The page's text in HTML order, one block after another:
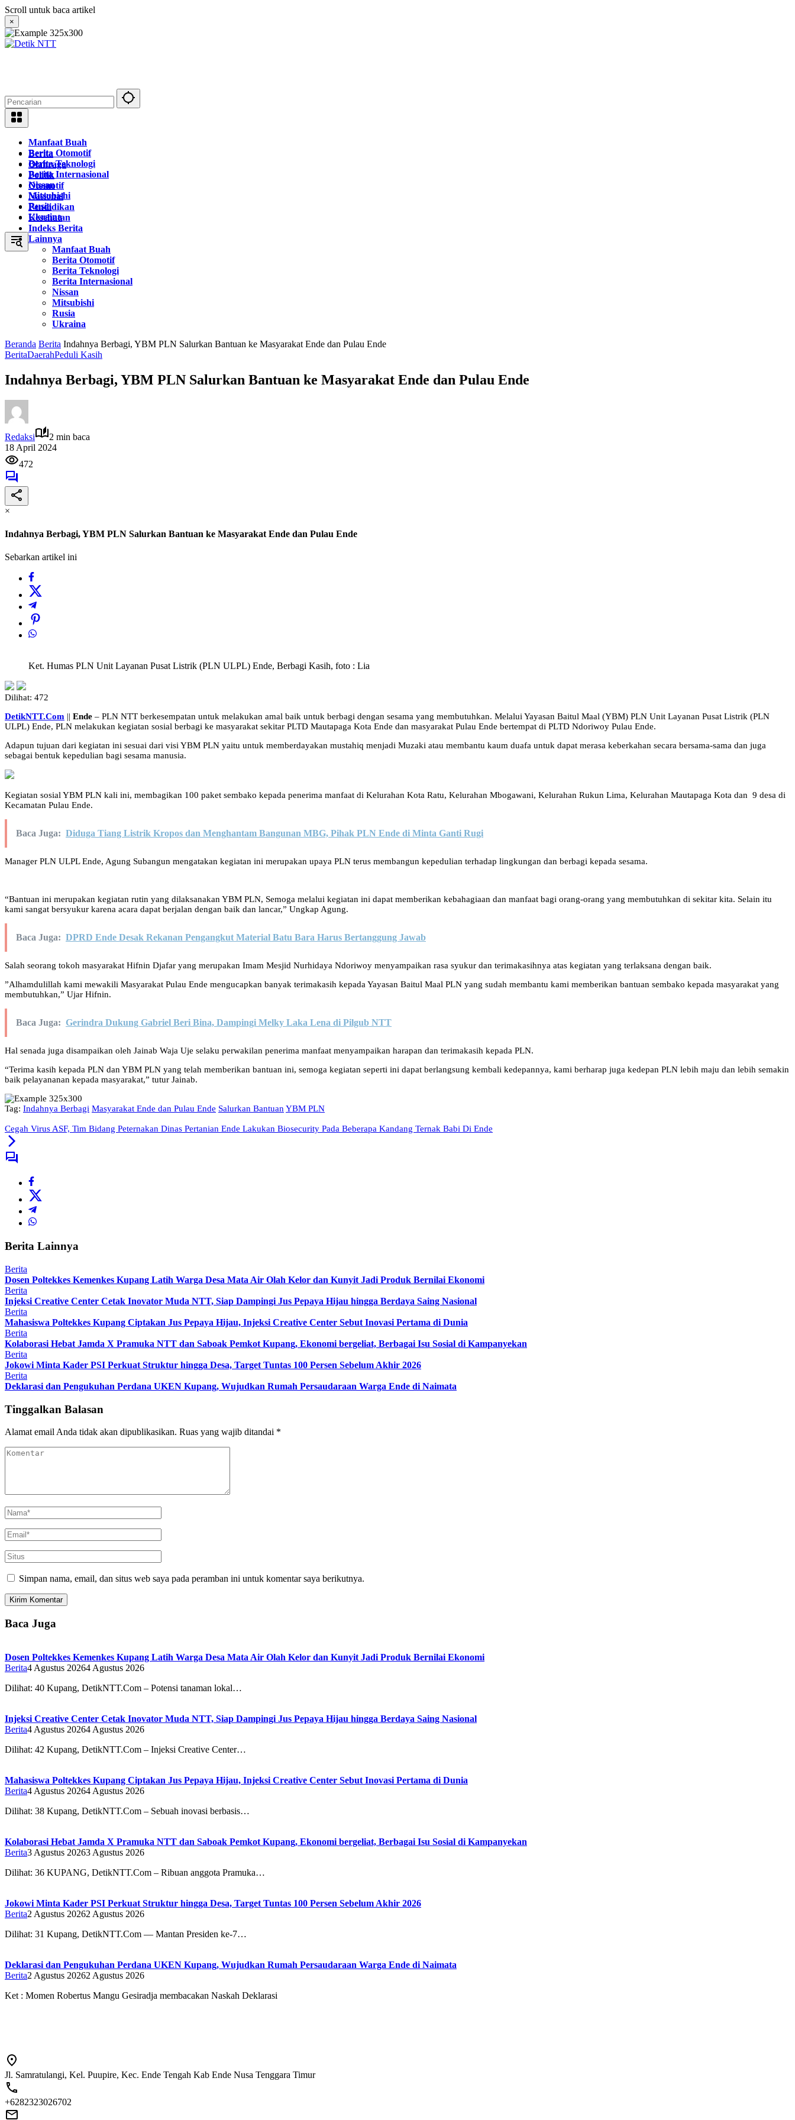
Langsung
ke
konten
Scroll untuk baca artikel
×
Manfaat Buah
Berita Otomotif
Berita Teknologi
Berita Internasional
Nissan
Mitsubishi
Rusia
Ukraina
Berita
Olahraga
Politik
Otomotif
Nasional
Pendidikan
Kesehatan
Indeks Berita
Lainnya
Manfaat Buah
Berita Otomotif
Berita Teknologi
Berita Internasional
Nissan
Mitsubishi
Rusia
Ukraina
Beranda Berita Indahnya Berbagi, YBM PLN Salurkan Bantuan ke Masyarakat Ende dan Pulau Ende
BeritaDaerahPeduli Kasih
Indahnya Berbagi, YBM PLN Salurkan Bantuan ke Masyarakat Ende dan Pulau Ende
Redaksi
2 min baca
18 April 2024
472
×
Indahnya Berbagi, YBM PLN Salurkan Bantuan ke Masyarakat Ende dan Pulau Ende
Sebarkan artikel ini
Ket. Humas PLN Unit Layanan Pusat Listrik (PLN ULPL) Ende, Berbagi Kasih, foto : Lia
Dilihat: 472
DetikNTT.Com || Ende – PLN NTT berkesempatan untuk melakukan amal baik untuk berbagi dengan sesama yang membutuhkan. Melalui Yayasan Baitul Maal (YBM) PLN Unit Layanan Pusat Listrik (PLN
ULPL) Ende, PLN melakukan kegiatan sosial berbagi ke masyarakat sekitar PLTD Mautapaga Kota Ende dan masyarakat Pulau Ende bertempat di PLTD Ndoriwoy Pulau Ende.
Adapun tujuan dari kegiatan ini sesuai dari visi YBM PLN yaitu untuk memberdayakan mustahiq menjadi Muzaki atau membantu kaum duafa untuk dapat merasa keberkahan secara bersama-sama dan juga
sebagai bentuk kepedulian bagi sesama manusia.
Kegiatan sosial YBM PLN kali ini, membagikan 100 paket sembako kepada penerima manfaat di Kelurahan Kota Ratu, Kelurahan Mbogawani, Kelurahan Rukun Lima, Kelurahan Mautapaga Kota dan 9 desa di
Kecamatan Pulau Ende.
Baca Juga: Diduga Tiang Listrik Kropos dan Menghantam Bangunan MBG, Pihak PLN Ende di Minta Ganti Rugi
Manager PLN ULPL Ende, Agung Subangun mengatakan kegiatan ini merupakan upaya PLN terus membangun kepedulian terhadap lingkungan dan berbagi kepada sesama.
“Bantuan ini merupakan kegiatan rutin yang dilaksanakan YBM PLN, Semoga melalui kegiatan ini dapat memberikan kebahagiaan dan manfaat bagi orang-orang yang membutuhkan di sekitar kita. Selain itu
kami sangat bersyukur karena acara dapat berjalan dengan baik dan lancar,” Ungkap Agung.
Baca Juga: DPRD Ende Desak Rekanan Pengangkut Material Batu Bara Harus Bertanggung Jawab
Salah seorang tokoh masyarakat Hifnin Djafar yang merupakan Imam Mesjid Nurhidaya Ndoriwoy menyampaikan rasa syukur dan terimakasihnya atas kegiatan yang terlaksana dengan baik.
”Alhamdulillah kami mewakili Masyarakat Pulau Ende mengucapkan banyak terimakasih kepada Yayasan Baitul Maal PLN yang sudah membantu kami memberikan bantuan sembako kepada masyarakat yang
membutuhkan,” Ujar Hifnin.
Baca Juga: Gerindra Dukung Gabriel Beri Bina, Dampingi Melky Laka Lena di Pilgub NTT
Hal senada juga disampaikan oleh Jainab Waja Uje selaku perwakilan penerima manfaat menyampaikan harapan dan terimakasih kepada PLN.
“Terima kasih kepada PLN dan YBM PLN yang telah memberikan bantuan ini, semoga kegiatan seperti ini dapat berlangsung kembali kedepannya, kami berharap juga kedepan PLN lebih maju dan lebih semakin
baik pelayananan kepada masyarakat,” tutur Jainab.
Tag: Indahnya Berbagi Masyarakat Ende dan Pulau Ende Salurkan BantuanYBM PLN
Cegah Virus ASF, Tim Bidang Peternakan Dinas Pertanian Ende Lakukan Biosecurity Pada Beberapa Kandang Ternak Babi Di Ende
Berita Lainnya
Berita
Dosen Poltekkes Kemenkes Kupang Latih Warga Desa Mata Air Olah Kelor dan Kunyit Jadi Produk Bernilai Ekonomi
Berita
Injeksi Creative Center Cetak Inovator Muda NTT, Siap Dampingi Jus Pepaya Hijau hingga Berdaya Saing Nasional
Berita
Mahasiswa Poltekkes Kupang Ciptakan Jus Pepaya Hijau, Injeksi Creative Center Sebut Inovasi Pertama di Dunia
Berita
Kolaborasi Hebat Jamda X Pramuka NTT dan Saboak Pemkot Kupang, Ekonomi bergeliat, Berbagai Isu Sosial di Kampanyekan
Berita
Jokowi Minta Kader PSI Perkuat Struktur hingga Desa, Target Tuntas 100 Persen Sebelum Akhir 2026
Berita
Deklarasi dan Pengukuhan Perdana UKEN Kupang, Wujudkan Rumah Persaudaraan Warga Ende di Naimata
Tinggalkan Balasan
Alamat email Anda tidak akan dipublikasikan. Ruas yang wajib ditandai *
Simpan nama, email, dan situs web saya pada peramban ini untuk komentar saya berikutnya.
Baca Juga
Dosen Poltekkes Kemenkes Kupang Latih Warga Desa Mata Air Olah Kelor dan Kunyit Jadi Produk Bernilai Ekonomi
Berita4 Agustus 20264 Agustus 2026
Dilihat: 40 Kupang, DetikNTT.Com – Potensi tanaman lokal…
Injeksi Creative Center Cetak Inovator Muda NTT, Siap Dampingi Jus Pepaya Hijau hingga Berdaya Saing Nasional
Berita4 Agustus 20264 Agustus 2026
Dilihat: 42 Kupang, DetikNTT.Com – Injeksi Creative Center…
Mahasiswa Poltekkes Kupang Ciptakan Jus Pepaya Hijau, Injeksi Creative Center Sebut Inovasi Pertama di Dunia
Berita4 Agustus 20264 Agustus 2026
Dilihat: 38 Kupang, DetikNTT.Com – Sebuah inovasi berbasis…
Kolaborasi Hebat Jamda X Pramuka NTT dan Saboak Pemkot Kupang, Ekonomi bergeliat, Berbagai Isu Sosial di Kampanyekan
Berita3 Agustus 20263 Agustus 2026
Dilihat: 36 ‎‎KUPANG, DetikNTT.Com – Ribuan anggota Pramuka…
Jokowi Minta Kader PSI Perkuat Struktur hingga Desa, Target Tuntas 100 Persen Sebelum Akhir 2026
Berita2 Agustus 20262 Agustus 2026
Dilihat: 31 Kupang, DetikNTT.Com — Mantan Presiden ke-7…
Deklarasi dan Pengukuhan Perdana UKEN Kupang, Wujudkan Rumah Persaudaraan Warga Ende di Naimata
Berita2 Agustus 20262 Agustus 2026
Ket : Momen Robertus Mangu Gesiradja membacakan Naskah Deklarasi
Jl. Samratulangi, Kel. Puupire, Kec. Ende Tengah Kab Ende Nusa Tenggara Timur
+6282323026702